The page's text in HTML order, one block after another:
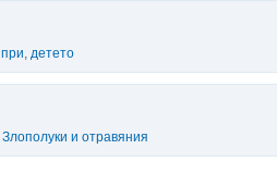
при, детето
Злополуки и отравяния